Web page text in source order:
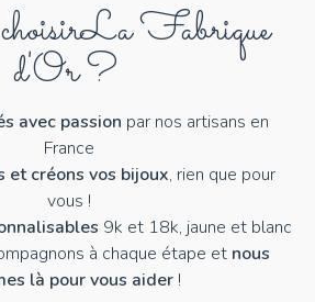
La Fabrique
d'Or ?
avec passion par nos artisans en
France
et créons vos bijoux, rien que pour
vous !
9k et 18k, jaune et blanc
à chaque étape et nous
là pour vous aider !